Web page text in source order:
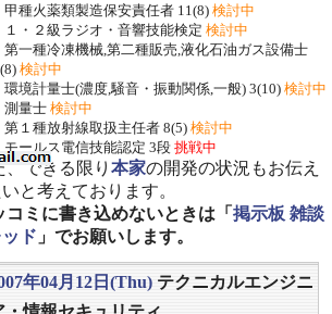
甲種火薬類製造保安責任者 11(8) 検討中
１・２級ラジオ・音響技能検定 検討中
第一種冷凍機械,第二種販売,液化石油ガス設備士
検討中
環境計量士(濃度,騒音・振動関係,一般) 3(10) 検討中
測量士 検討中
第１種放射線取扱主任者 8(5) 検討中
モールス電信技能認定 3段 挑戦中
できる限り 本家の開発の状況もお伝え
と考えております。
コミに書き込めないときは「 掲示板 雑談
ド 」でお願いします。
年04月12日(Thu) テクニカルエンジニ